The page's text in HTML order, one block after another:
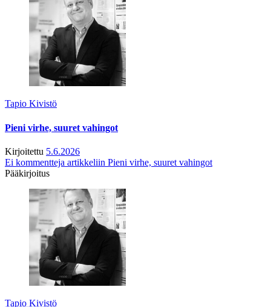
Tapio Kivistö
Pieni virhe, suuret vahingot
Kirjoitettu 5.6.2026
Ei kommentteja artikkeliin Pieni virhe, suuret vahingot
Pääkirjoitus
Tapio Kivistö